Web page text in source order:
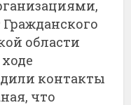
области
контакты
что